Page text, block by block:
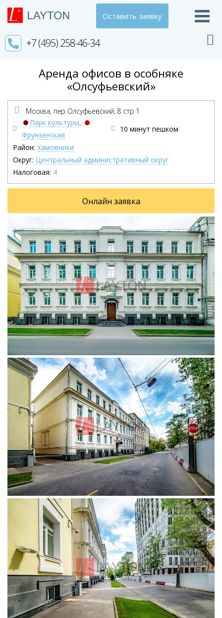
Оставить заявку
+7 (495) 258-46-34
Аренда офисов в особняке
«Олсуфьевский»
Москва, пер Олсуфьевский, 8 стр 1
Парк культуры,
Фрунзенская
10 минут пешком
Район: Хамовники
Округ: Центральный административный округ
Налоговая: 4
Онлайн заявка